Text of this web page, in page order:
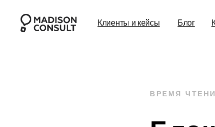
Клиенты и кейсы Блог
ВРЕМЯ